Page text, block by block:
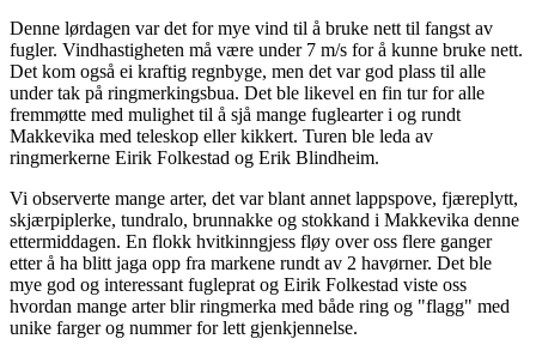
Denne lørdagen var det for mye vind til å bruke nett til fangst av
fugler. Vindhastigheten må være under 7 m/s for å kunne bruke nett.
Det kom også ei kraftig regnbyge, men det var god plass til alle
under tak på ringmerkingsbua. Det ble likevel en fin tur for alle
fremmøtte med mulighet til å sjå mange fuglearter i og rundt
Makkevika med teleskop eller kikkert. Turen ble leda av
ringmerkerne Eirik Folkestad og Erik Blindheim.
Vi observerte mange arter, det var blant annet lappspove, fjæreplytt,
skjærpiplerke, tundralo, brunnakke og stokkand i Makkevika denne
ettermiddagen. En flokk hvitkinngjess fløy over oss flere ganger
etter å ha blitt jaga opp fra markene rundt av 2 havørner. Det ble
mye god og interessant fugleprat og Eirik Folkestad viste oss
hvordan mange arter blir ringmerka med både ring og "flagg" med
unike farger og nummer for lett gjenkjennelse.